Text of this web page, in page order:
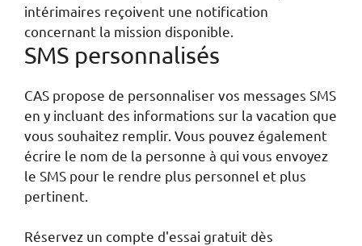
intérimaires reçoivent une notification
concernant la mission disponible.
SMS personnalisés
CAS propose de personnaliser vos messages SMS
en y incluant des informations sur la vacation que
vous souhaitez remplir. Vous pouvez également
écrire le nom de la personne à qui vous envoyez
le SMS pour le rendre plus personnel et plus
pertinent.
Réservez un compte d'essai gratuit dès